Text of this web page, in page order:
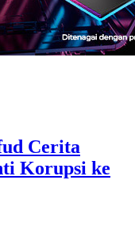
Cerita
Korupsi ke